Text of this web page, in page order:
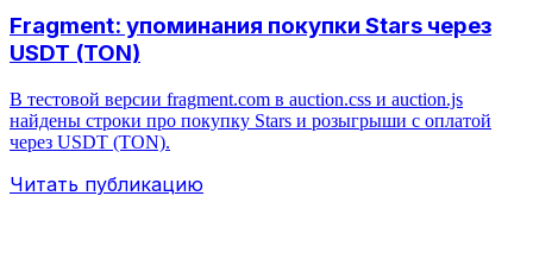
Fragment: упоминания покупки Stars через
USDT (TON)
В тестовой версии fragment.com в auction.css и auction.js
найдены строки про покупку Stars и розыгрыши с оплатой
через USDT (TON).
Читать публикацию